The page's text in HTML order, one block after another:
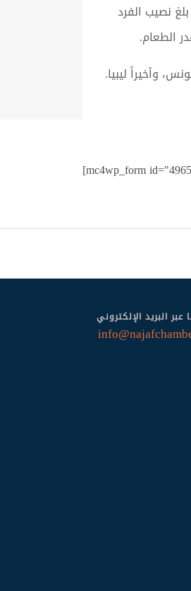
مالطا، بينما جاء العراق في المركز السابع من إجمالي 196 دولة، حيث بلغ نصيب الفرد
وأخيراً ليبيا.
[mc4wp_form
عبر البريد الإلكتروني